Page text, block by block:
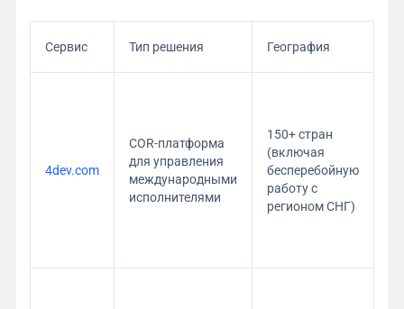
Сервис Тип решения География
4dev.com
COR-платформа
для управления
международными
исполнителями
150+ стран
(включая
бесперебойную
работу с
регионом СНГ)